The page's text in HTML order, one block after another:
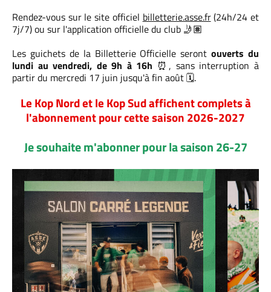
Rendez-vous sur le site officiel billetterie.asse.fr(24h/24 et
7j/7) ou sur l'application officielle du club 🤳🏽
Les guichets de la Billetterie Officielle serontouverts du
lundi au vendredi, de 9h à 16h ⏰ , sans interruption à
partir du mercredi 17 juin jusqu'à fin août🗓️.
Le Kop Nord et le Kop Sud affichent complets à
l'abonnement pour cette saison 2026-2027
Je souhaite m'abonner pour la saison 26-27